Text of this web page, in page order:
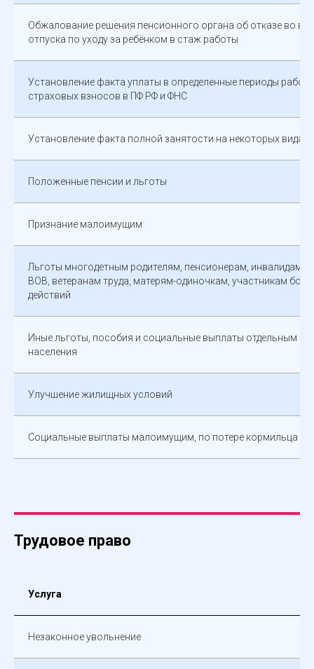
Обжалование решения пенсионного органа об отказе во
отпуска по уходу за ребёнком в стаж работы
Установление факта уплаты в определенные периоды
страховых взносов в ПФ РФ и ФНС
Установление факта полной занятости на некоторых видах
Положенные пенсии и льготы
Признание малоимущим
Льготы многодетным родителям, пенсионерам, инвалидам и
ВОВ, ветеранам труда, матерям-одиночкам, участникам
действий
Иные льготы, пособия и социальные выплаты отдельным
населения
Улучшение жилищных условий
Социальные выплаты малоимущим, по потере кормильца и
Трудовое право
Услуга
Незаконное увольнение